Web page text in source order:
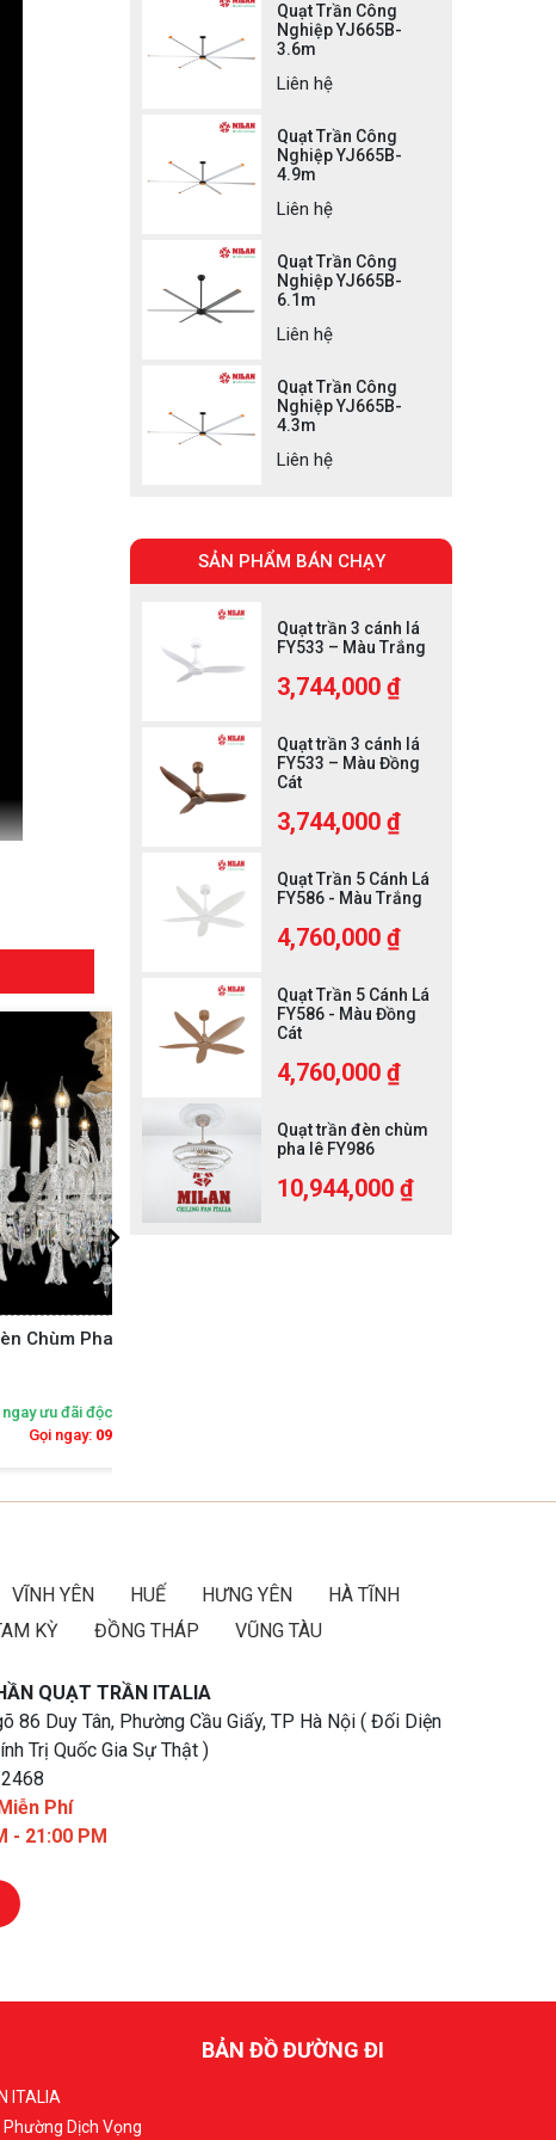
10
khu vực
Quạt Trần Công
Nghiệp YJ665B-
3.6m
Liên hệ
Quạt Trần Công
Nghiệp YJ665B-
4.9m
Liên hệ
Quạt Trần Công
Nghiệp YJ665B-
6.1m
Liên hệ
Quạt Trần Công
Nghiệp YJ665B-
4.3m
Liên hệ
SẢN PHẨM BÁN CHẠY
Quạt trần 3 cánh lá
FY533 – Màu Trắng
3,744,000 ₫
Quạt trần 3 cánh lá
FY533 – Màu Đồng
Cát
3,744,000 ₫
Quạt Trần 5 Cánh Lá
FY586 - Màu Trắng
4,760,000 ₫
Quạt Trần 5 Cánh Lá
FY586 - Màu Đồng
Cát
4,760,000 ₫
Quạt trần đèn chùm
pha lê FY986
10,944,000 ₫
VĨNH YÊN HUẾ HƯNG YÊN
HÀ TĨNH
KỲ ĐỒNG THÁP VŨNG TÀU
QUẠT TRẦN ITALIA
86 Duy Tân, Phường Cầu Giấy, TP Hà Nội ( Đối Diện
Trị Quốc Gia Sự Thật )
Phí
- 21:00 PM
ITALIA
Phường Dịch Vọng
BẢN ĐỒ ĐƯỜNG ĐI